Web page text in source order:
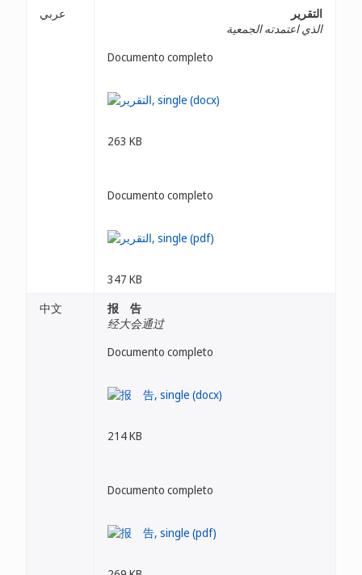
عربي
التقرير
الذي اعتمدته الجمعية
Documento completo
263 KB
Documento completo
347 KB
中文
报 告
经大会通过
Documento completo
214 KB
Documento completo